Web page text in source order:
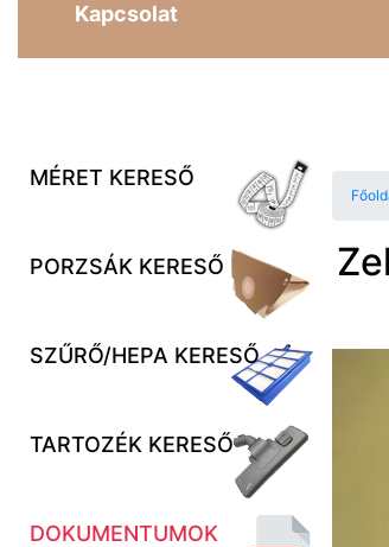
Kapcsolat
MÉRET KERESŐ
PORZSÁK KERESŐ
SZŰRŐ/HEPA KERESŐ
TARTOZÉK KERESŐ
DOKUMENTUMOK